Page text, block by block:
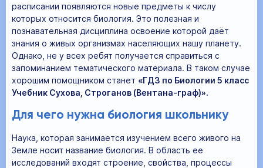
расписании появляются новые предметы к числу
которых относится биология. Это полезная и
познавательная дисциплина освоение которой даёт
знания о живых организмах населяющих нашу планету.
Однако, не у всех ребят получается справиться с
запоминанием тематического материала. В таком случае
хорошим помощником станет «ГДЗ по Биологии 5 класс
Учебник Сухова, Строганов (Вентана-граф)».
Для чего нужна биология школьнику
Наука, которая занимается изучением всего живого на
Земле носит название биология. В область ее
исследований входят строение, свойства, процессы